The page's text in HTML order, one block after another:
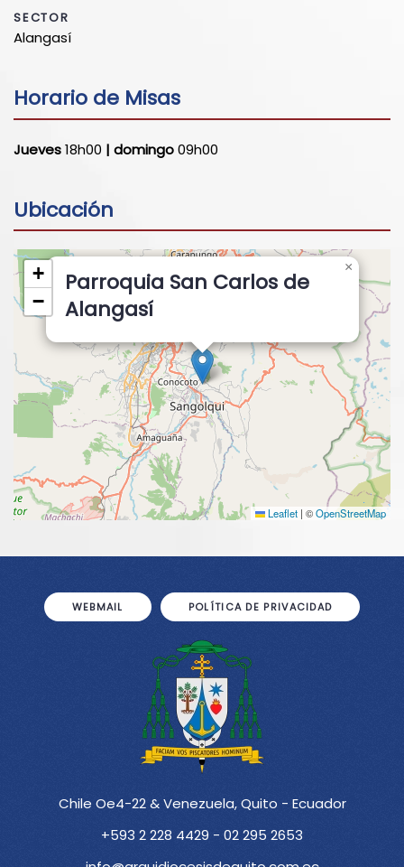
SECTOR
Alangasí
Horario de Misas
Jueves18h00 | domingo09h00
Ubicación
Parroquia San Carlos de
Alangasí
×
+
−
Leaflet | ©OpenStreetMap
WEBMAIL POLÍTICA DE PRIVACIDAD
Chile Oe4-22 & Venezuela, Quito - Ecuador
+593 2 228 4429 - 02 295 2653